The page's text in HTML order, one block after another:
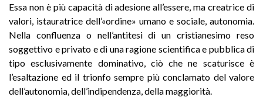
Essa non è più capacità di adesione all’essere, ma creatrice di
valori, istauratrice dell’«ordine» umano e sociale, autonomia.
Nella confluenza o nell’antitesi di un cristianesimo reso
soggettivo e privato e di una ragione scientifica e pubblica di
tipo esclusivamente dominativo, ciò che ne scaturisce è
l’esaltazione ed il trionfo sempre più conclamato del valore
dell’autonomia, dell’indipendenza, della maggiorità.